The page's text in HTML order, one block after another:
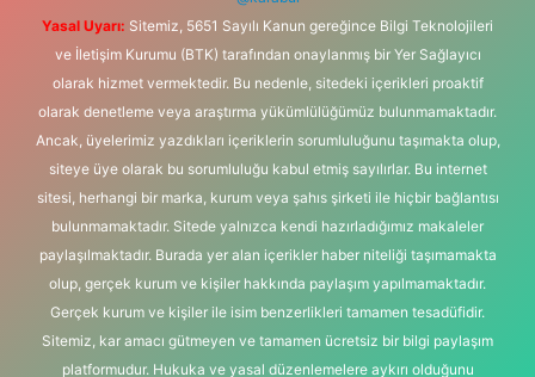
Yasal Uyarı: Sitemiz, 5651 Sayılı Kanun gereğince Bilgi Teknolojileri
ve İletişim Kurumu (BTK) tarafından onaylanmış bir Yer Sağlayıcı
olarak hizmet vermektedir. Bu nedenle, sitedeki içerikleri proaktif
olarak denetleme veya araştırma yükümlülüğümüz bulunmamaktadır.
Ancak, üyelerimiz yazdıkları içeriklerin sorumluluğunu taşımakta olup,
siteye üye olarak bu sorumluluğu kabul etmiş sayılırlar. Bu internet
sitesi, herhangi bir marka, kurum veya şahıs şirketi ile hiçbir bağlantısı
bulunmamaktadır. Sitede yalnızca kendi hazırladığımız makaleler
paylaşılmaktadır. Burada yer alan içerikler haber niteliği taşımamakta
olup, gerçek kurum ve kişiler hakkında paylaşım yapılmamaktadır.
Gerçek kurum ve kişiler ile isim benzerlikleri tamamen tesadüfidir.
Sitemiz, kar amacı gütmeyen ve tamamen ücretsiz bir bilgi paylaşım
platformudur. Hukuka ve yasal düzenlemelere aykırı olduğunu